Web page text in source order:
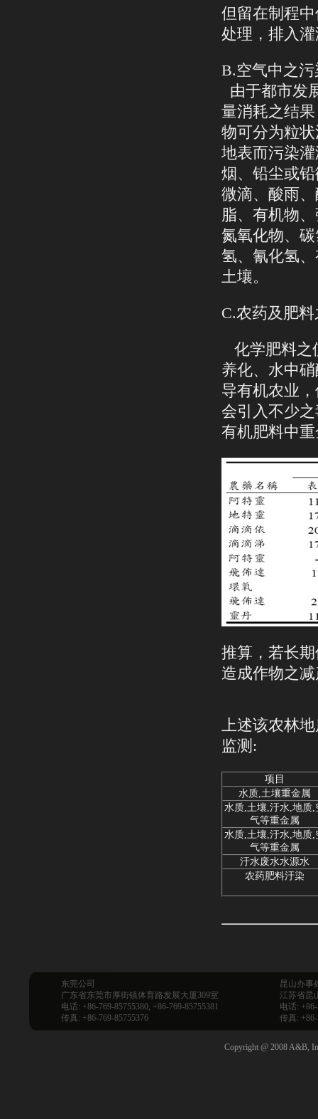
但留在制程
处理，排入
B.空气中之
由于都市发
量消耗之结
物可分为粒
地表而污染
烟、铅尘或
微滴、酸雨
脂、有机物
氮氧化物、
氢、氰化氢
土壤。
C.农药及肥
化学肥料之
养化、水中
导有机农业
会引入不少
有机肥料中
推算，若长
造成作物之
上述该农林
监测:
项目
水质,土壤重金属
水质,土壤,汙水,地质,
气等重金属
水质,土壤,汙水,地质,
气等重金属
汙水废水水源水
农药肥料汙染
东莞公司
广东省东莞市厚街镇体育路发展大厦309室
电话: +86-769-85755380, +86-769-85755381
传真: +86-769-85755376
昆山办事
江苏省昆
电话:
传真: +86-
Copyright @ 2008 A&B,